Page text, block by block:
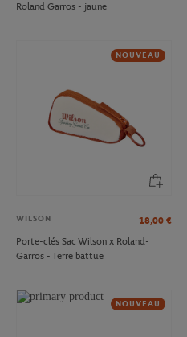
Roland Garros - jaune
NOUVEAU
WILSON 18,00 €
Porte-clés Sac Wilson x Roland-
Garros - Terre battue
NOUVEAU